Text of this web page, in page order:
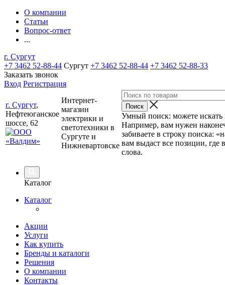
О компании
Статьи
Вопрос-ответ
...
г. Сургут
+7 3462 52-88-44 Сургут +7 3462 52-88-44 +7 3462 52-88-33
Заказать звонок
Вход Регистрация
г. Сургут,
Нефтеюганское
шоссе, 62
Интернет-
магазин
электрики и
светотехники в
Сургуте и
Нижневартовске
Умный поиск: можете искать
Например, вам нужен
забиваете в строку поиска:
вам выдаст все позиции, где
слова.
Каталог
Каталог
Акции
Услуги
Как купить
Бренды и каталоги
Решения
О компании
Контакты